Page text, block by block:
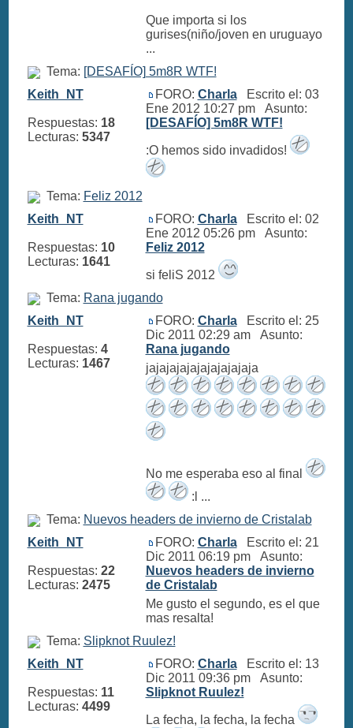
Que importa si los
gurises(niño/joven en uruguayo
...
Tema: [DESAFÍO] 5m8R WTF!
Keith_NT
Respuestas: 18
Lecturas: 5347
FORO: CharlaEscrito el: 03
Ene 2012 10:27 pm Asunto:
[DESAFÍO] 5m8R WTF!
:O hemos sido invadidos!
Tema: Feliz 2012
Keith_NT
Respuestas: 10
Lecturas: 1641
FORO: CharlaEscrito el: 02
Ene 2012 05:26 pm Asunto:
Feliz 2012
si feliS 2012
Tema: Rana jugando
Keith_NT
Respuestas: 4
Lecturas: 1467
FORO: CharlaEscrito el: 25
Dic 2011 02:29 am Asunto:
Rana jugando
jajajajajajajajajajaja
No me esperaba eso al final
:l ...
Tema: Nuevos headers de invierno de Cristalab
Keith_NT
Respuestas: 22
Lecturas: 2475
FORO: CharlaEscrito el: 21
Dic 2011 06:19 pm Asunto:
Nuevos headers de invierno
de Cristalab
Me gusto el segundo, es el que
mas resalta!
Tema: Slipknot Ruulez!
Keith_NT
Respuestas: 11
Lecturas: 4499
FORO: CharlaEscrito el: 13
Dic 2011 09:36 pm Asunto:
Slipknot Ruulez!
La fecha, la fecha, la fecha